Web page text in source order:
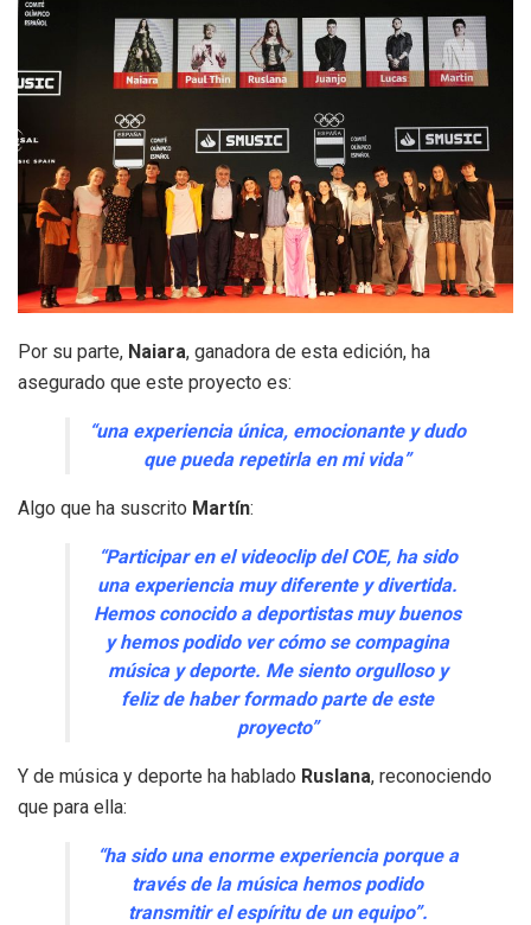
Por su parte, Naiara, ganadora de esta edición, ha
asegurado que este proyecto es:
“una experiencia única, emocionante y dudo
que pueda repetirla en mi vida”
Algo que ha suscrito Martín:
“Participar en el videoclip del COE, ha sido
una experiencia muy diferente y divertida.
Hemos conocido a deportistas muy buenos
y hemos podido ver cómo se compagina
música y deporte. Me siento orgulloso y
feliz de haber formado parte de este
proyecto”
Y de música y deporte ha hablado Ruslana, reconociendo
que para ella:
“ha sido una enorme experiencia porque a
través de la música hemos podido
transmitir el espíritu de un equipo”.